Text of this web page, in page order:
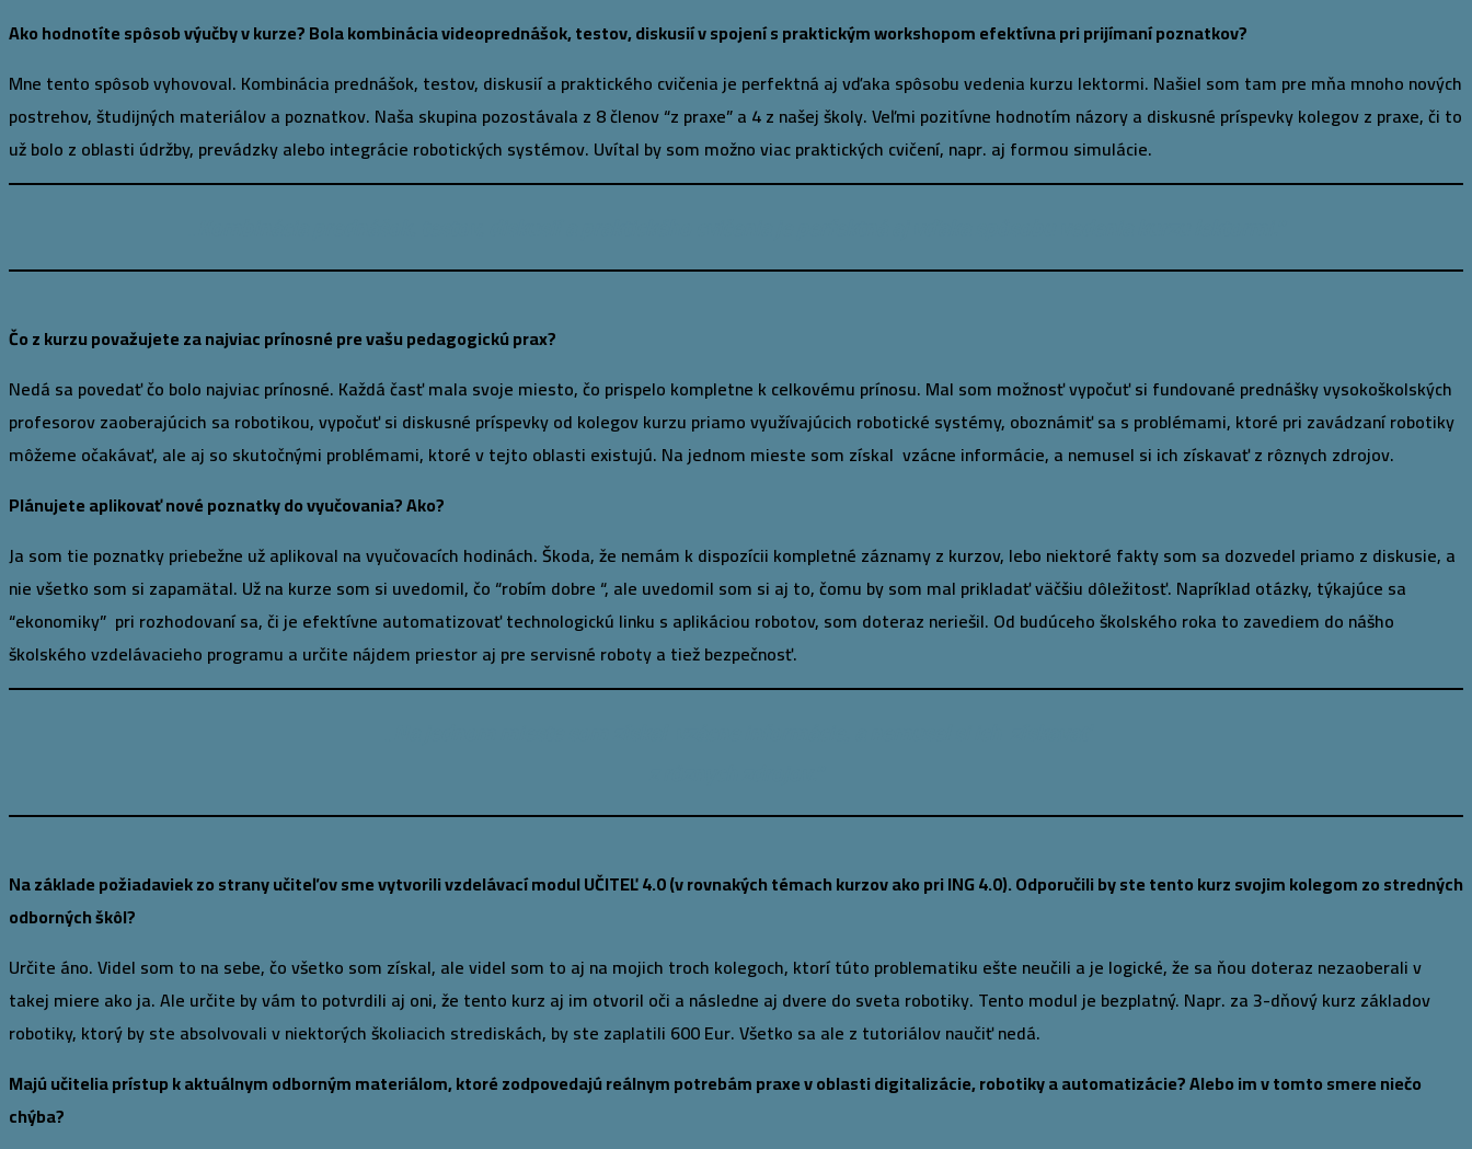
Ako hodnotíte spôsob výučby v kurze? Bola kombinácia videoprednášok, testov, diskusií v spojení s praktickým workshopom efektívna pri prijímaní poznatkov?
Mne tento spôsob vyhovoval. Kombinácia prednášok, testov, diskusií a praktického cvičenia je perfektná aj vďaka spôsobu vedenia kurzu lektormi. Našiel som tam pre mňa mnoho nových
postrehov, študijných materiálov a poznatkov. Naša skupina pozostávala z 8 členov “z praxe” a 4 z našej školy. Veľmi pozitívne hodnotím názory a diskusné príspevky kolegov z praxe, či to
už bolo z oblasti údržby, prevádzky alebo integrácie robotických systémov. Uvítal by som možno viac praktických cvičení, napr. aj formou simulácie.
Čo z kurzu považujete za najviac prínosné pre vašu pedagogickú prax?
Nedá sa povedať čo bolo najviac prínosné. Každá časť mala svoje miesto, čo prispelo kompletne k celkovému prínosu. Mal som možnosť vypočuť si fundované prednášky vysokoškolských
profesorov zaoberajúcich sa robotikou, vypočuť si diskusné príspevky od kolegov kurzu priamo využívajúcich robotické systémy, oboznámiť sa s problémami, ktoré pri zavádzaní robotiky
môžeme očakávať, ale aj so skutočnými problémami, ktoré v tejto oblasti existujú. Na jednom mieste som získal vzácne informácie, a nemusel si ich získavať z rôznych zdrojov.
Plánujete aplikovať nové poznatky do vyučovania? Ako?
Ja som tie poznatky priebežne už aplikoval na vyučovacích hodinách. Škoda, že nemám k dispozícii kompletné záznamy z kurzov, lebo niektoré fakty som sa dozvedel priamo z diskusie, a
nie všetko som si zapamätal. Už na kurze som si uvedomil, čo “robím dobre “, ale uvedomil som si aj to, čomu by som mal prikladať väčšiu dôležitosť. Napríklad otázky, týkajúce sa
“ekonomiky” pri rozhodovaní sa, či je efektívne automatizovať technologickú linku s aplikáciou robotov, som doteraz neriešil. Od budúceho školského roka to zavediem do nášho
školského vzdelávacieho programu a určite nájdem priestor aj pre servisné roboty a tiež bezpečnosť.
Na základe požiadaviek zo strany učiteľov sme vytvorili vzdelávací modul UČITEĽ 4.0 (v rovnakých témach kurzov ako pri ING 4.0). Odporučili by ste tento kurz svojim kolegom zo stredných
odborných škôl?
Určite áno. Videl som to na sebe, čo všetko som získal, ale videl som to aj na mojich troch kolegoch, ktorí túto problematiku ešte neučili a je logické, že sa ňou doteraz nezaoberali v
takej miere ako ja. Ale určite by vám to potvrdili aj oni, že tento kurz aj im otvoril oči a následne aj dvere do sveta robotiky. Tento modul je bezplatný. Napr. za 3-dňový kurz základov
robotiky, ktorý by ste absolvovali v niektorých školiacich strediskách, by ste zaplatili 600 Eur. Všetko sa ale z tutoriálov naučiť nedá.
Majú učitelia prístup k aktuálnym odborným materiálom, ktoré zodpovedajú reálnym potrebám praxe v oblasti digitalizácie, robotiky a automatizácie? Alebo im v tomto smere niečo
chýba?